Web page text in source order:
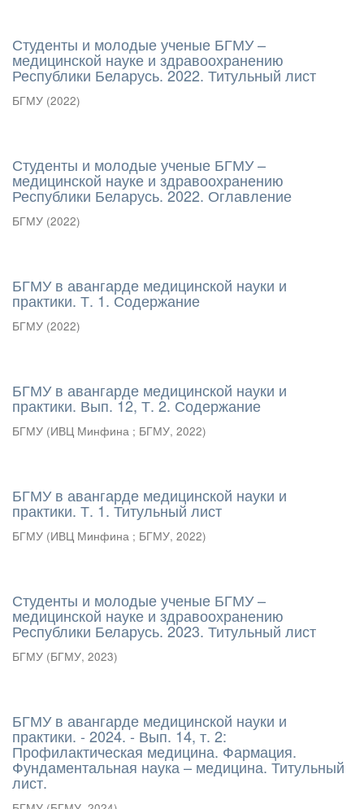
Студенты и молодые ученые БГМУ –
медицинской науке и здравоохранению
Республики Беларусь. 2022. Титульный лист
БГМУ (2022)
Студенты и молодые ученые БГМУ –
медицинской науке и здравоохранению
Республики Беларусь. 2022. Оглавление
БГМУ (2022)
БГМУ в авангарде медицинской науки и
практики. Т. 1. Содержание
БГМУ (2022)
БГМУ в авангарде медицинской науки и
практики. Вып. 12, Т. 2. Содержание
БГМУ (ИВЦ Минфина ; БГМУ, 2022)
БГМУ в авангарде медицинской науки и
практики. Т. 1. Титульный лист
БГМУ (ИВЦ Минфина ; БГМУ, 2022)
Студенты и молодые ученые БГМУ –
медицинской науке и здравоохранению
Республики Беларусь. 2023. Титульный лист
БГМУ (БГМУ, 2023)
БГМУ в авангарде медицинской науки и
практики. - 2024. - Вып. 14, т. 2:
Профилактическая медицина. Фармация.
Фундаментальная наука – медицина. Титульный
лист.